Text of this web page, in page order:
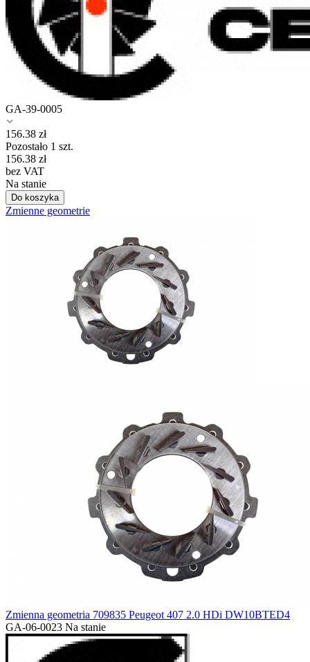
GA-39-0005
156.38 zł
Pozostało 1 szt.
156.38 zł
bez VAT
Na stanie
Do koszyka
Zmienne geometrie
Zmienna geometria 709835 Peugeot 407 2.0 HDi DW10BTED4
GA-06-0023 Na stanie